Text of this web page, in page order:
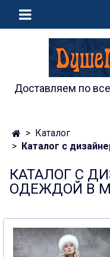
Доставляем по
Каталог
Каталог с
КАТАЛОГ С
ОДЕЖДОЙ В